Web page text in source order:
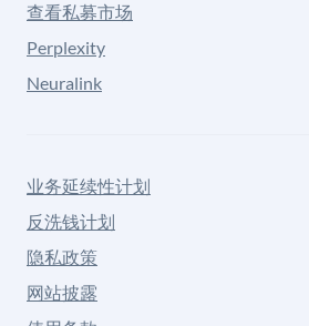
查看私募市场
Perplexity
Neuralink
业务延续性计划
反洗钱计划
隐私政策
网站披露